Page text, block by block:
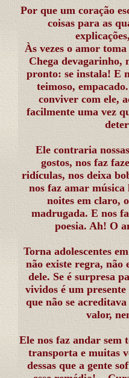
Por que um coração
coisas para as
Às vezes o amor
Chega devagarinho,
pronto: se instala! E
teimoso,
conviver com ele,
facilmente uma vez
Ele contraria
gostos, nos faz
ridículas, nos deixa
nos faz amar música
noites em claro,
madrugada. E nos
poesia. Ah! O
Torna adolescentes
não existe regra, não
dele. Se é surpresa
vividos é um presente
que não se
valor,
Ele nos faz andar sem
transporta e muitas
dessas que a gente